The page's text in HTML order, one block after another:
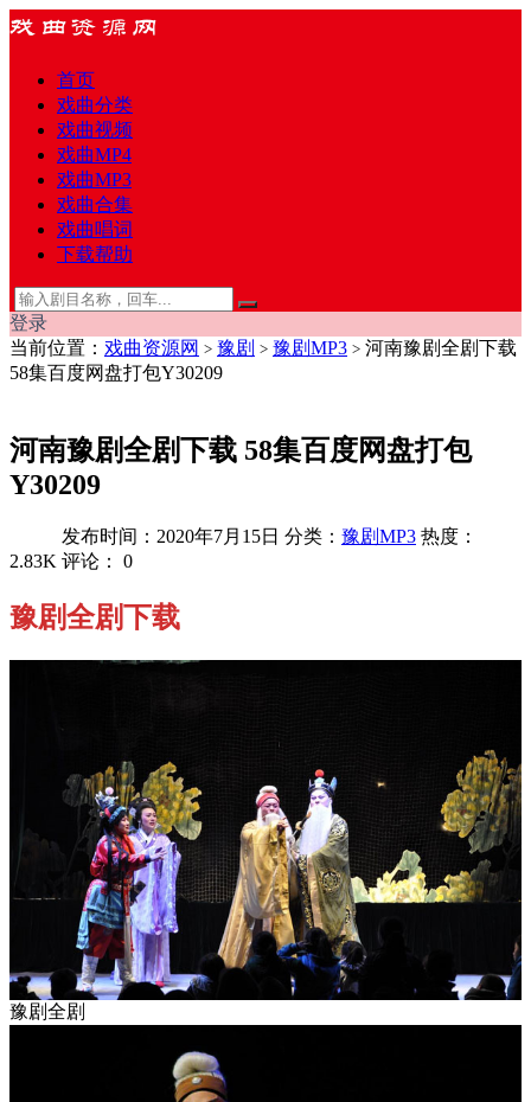
首页
戏曲分类
戏曲视频
戏曲MP4
戏曲MP3
戏曲合集
戏曲唱词
下载帮助
登录
当前位置： 戏曲资源网 > 豫剧 > 豫剧MP3 > 河南豫剧全剧下载
58集百度网盘打包Y30209
河南豫剧全剧下载 58集百度网盘打包
Y30209
发布时间：2020年7月15日 分类： 豫剧MP3 热度：
2.83K 评论： 0
豫剧全剧下载
豫剧全剧